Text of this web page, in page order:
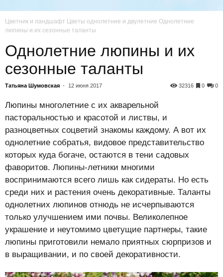
Цветник и ландшафт Цветы однолетние и двулетние Однолетние
люпины и их сезонные таланты
Однолетние люпины и их
сезонные таланты
Татьяна Шумовская - 12 июня 2017 0
0
32316
Люпины многолетние с их акварельной
пасторальностью и красотой и листвы, и
разноцветных соцветий знакомы каждому. А вот их
однолетние собратья, видовое представительство
которых куда богаче, остаются в тени садовых
фаворитов. Люпины-летники многими
воспринимаются всего лишь как сидераты. Но есть
среди них и растения очень декоративные. Таланты
однолетних люпинов отнюдь не исчерпываются
только улучшением ими почвы. Великолепное
украшение и неутомимо цветущие партнеры, такие
люпины приготовили немало приятных сюрпризов и
в выращивании, и по своей декоративности.